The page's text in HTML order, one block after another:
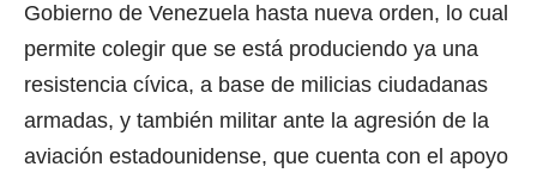
Gobierno de Venezuela hasta nueva orden, lo cual
permite colegir que se está produciendo ya una
resistencia cívica, a base de milicias ciudadanas
armadas, y también militar ante la agresión de la
aviación estadounidense, que cuenta con el apoyo